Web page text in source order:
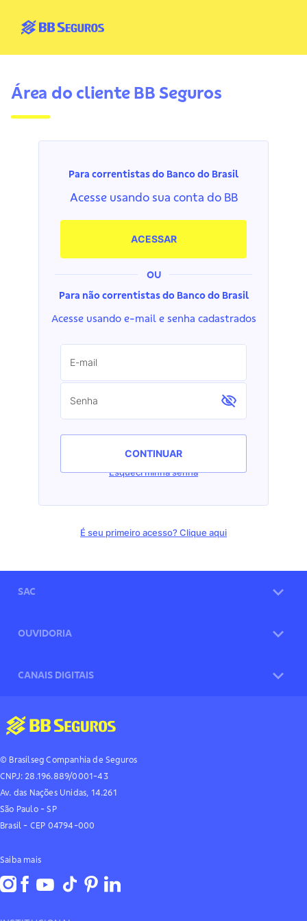
Área do cliente BB Seguros
Para correntistas do Banco do Brasil
Acesse usando sua conta do BB
ACESSAR
OU
Para não correntistas do Banco do Brasil
Acesse usando e-mail e senha cadastrados
E-mail
Senha
CONTINUAR
Esqueci minha senha
É seu primeiro acesso? Clique aqui